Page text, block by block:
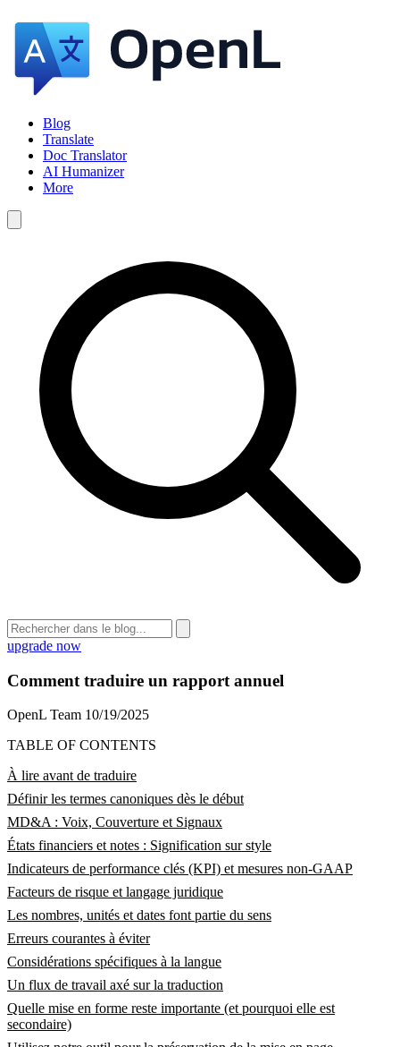
Blog
Translate
Doc Translator
AI Humanizer
More
upgrade now
Comment traduire un rapport annuel
OpenL Team 10/19/2025
TABLE OF CONTENTS
À lire avant de traduire
Définir les termes canoniques dès le début
MD&A : Voix, Couverture et Signaux
États financiers et notes : Signification sur style
Indicateurs de performance clés (KPI) et mesures non-GAAP
Facteurs de risque et langage juridique
Les nombres, unités et dates font partie du sens
Erreurs courantes à éviter
Considérations spécifiques à la langue
Un flux de travail axé sur la traduction
Quelle mise en forme reste importante (et pourquoi elle est
secondaire)